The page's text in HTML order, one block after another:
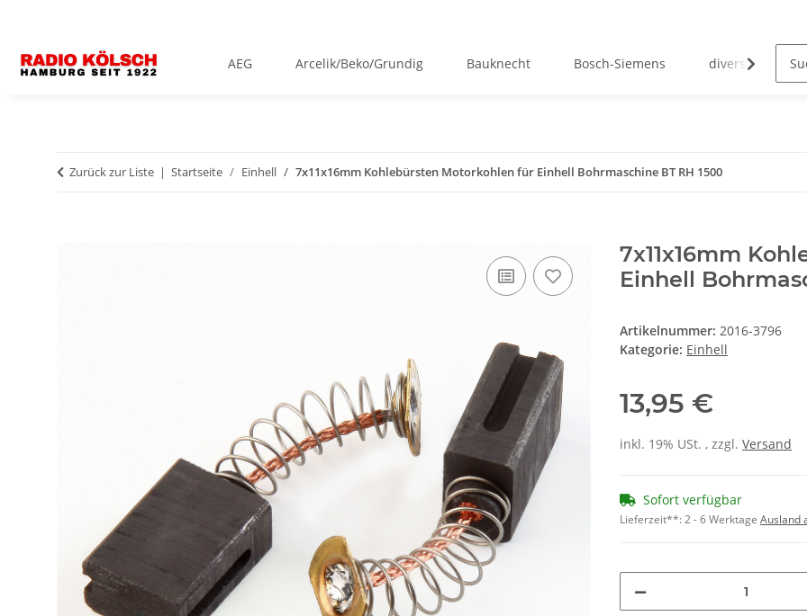
AEG Arcelik/Beko/Grundig Bauknecht Bosch-Siemens diverse
Zurück zur Liste Startseite Einhell 7x11x16mm Kohlebürsten Motorkohlen für Einhell Bohrmaschine BT RH 1500
7x11x16mm
Einhell
Artikelnummer: 2016-3796
Kategorie: Einhell
13,95 €
inkl. 19% USt. , zzgl. Versand
Sofort verfügbar
Lieferzeit**:2 - 6 Werktage Ausland